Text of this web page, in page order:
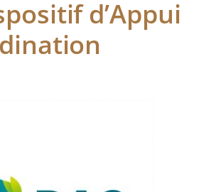
d’Appui